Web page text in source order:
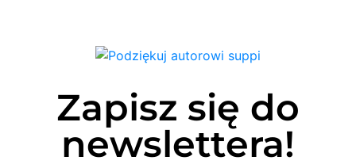
Zapisz się do
newslettera!